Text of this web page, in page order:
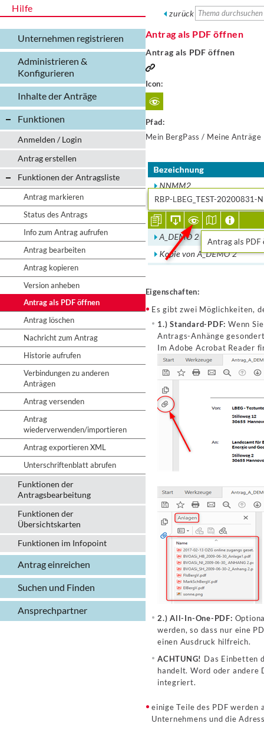
Hilfe
Unternehmen registrieren
Administrieren &
Konfigurieren
Inhalte der Anträge
Funktionen
Anmelden / Login
Antrag erstellen
Funktionen der Antragsliste
Antrag markieren
Status des Antrags
Info zum Antrag aufrufen
Antrag bearbeiten
Antrag kopieren
Version anheben
Antrag als PDF öffnen
Antrag löschen
Nachricht zum Antrag
Historie aufrufen
Verbindungen zu anderen
Anträgen
Antrag versenden
Antrag
wiederverwenden/importieren
Antrag exportieren XML
Unterschriftenblatt abrufen
Funktionen der
Antragsbearbeitung
Funktionen der
Übersichtskarten
Funktionen im Infopoint
Antrag einreichen
Suchen und Finden
Ansprechpartner
zurück
Antrag als PDF öffnen
Antrag als PDF öffnen
Icon:
Pfad:
Mein BergPass / Meine Anträge
Eigenschaften:
Es gibt zwei Möglichkeiten,
1.) Standard-PDF: Wenn
Antrags-Anhänge
Im Adobe Acrobat Reader
2.) All-In-One-PDF:
werden, so dass nur eine
einen Ausdruck hilfreich.
ACHTUNG! Das Einbetten
handelt. Word oder andere
integriert.
einige Teile des PDF werden
Unternehmens und die